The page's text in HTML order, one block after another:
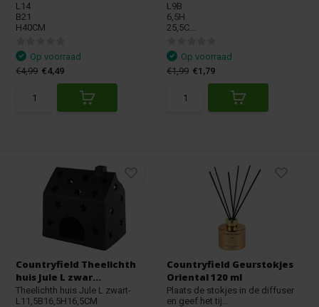
L14
B21
H40CM
Op voorraad
€4,99 €4,49
L9B
6,5H
25,5C...
Op voorraad
€1,99 €1,79
Countryfield Theelichth
huis Jule L zwar...
Theelichth huis Jule L zwart-
L11,5B16,5H16,5CM
Countryfield Geurstokjes
Oriental 120 ml
Plaats de stokjes in de diffuser
en geef het tij...